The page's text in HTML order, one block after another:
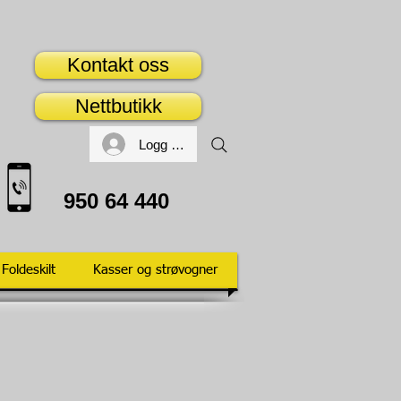
Nettbutikk
950 64 440
Logg inn
Kontakt oss
Foldeskilt Kasser og strøvogner